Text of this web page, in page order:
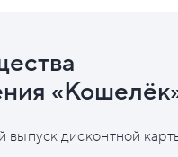
дисконтной